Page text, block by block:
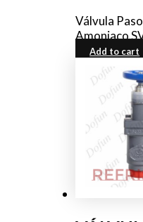
Válvula
Amoniaco
Add to cart